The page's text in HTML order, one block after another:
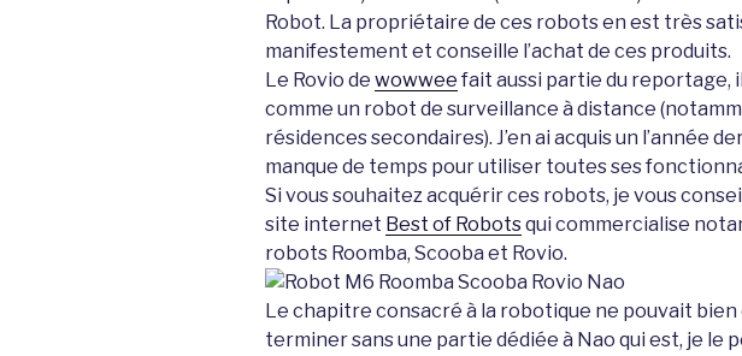
Robot. La propriétaire de ces robots en est très
manifestement et conseille l’achat de ces produits.
Le Rovio de wowwee fait aussi partie du reportage,
comme un robot de surveillance à distance
résidences secondaires). J’en ai acquis un l’année
manque de temps pour utiliser toutes ses
Si vous souhaitez acquérir ces robots, je vous
site internet Best of Robotsqui commercialise
robots Roomba, Scooba et Rovio.
Le chapitre consacré à la robotique ne pouvait bien
terminer sans une partie dédiée à Nao qui est, je le